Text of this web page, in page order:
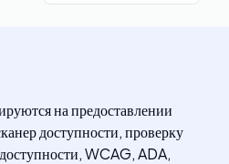
на предоставлении
доступности, проверку
WCAG, ADA,